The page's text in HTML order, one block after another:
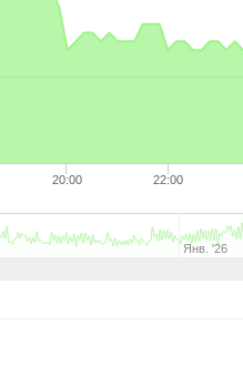
20:00 22:00
Янв. '26